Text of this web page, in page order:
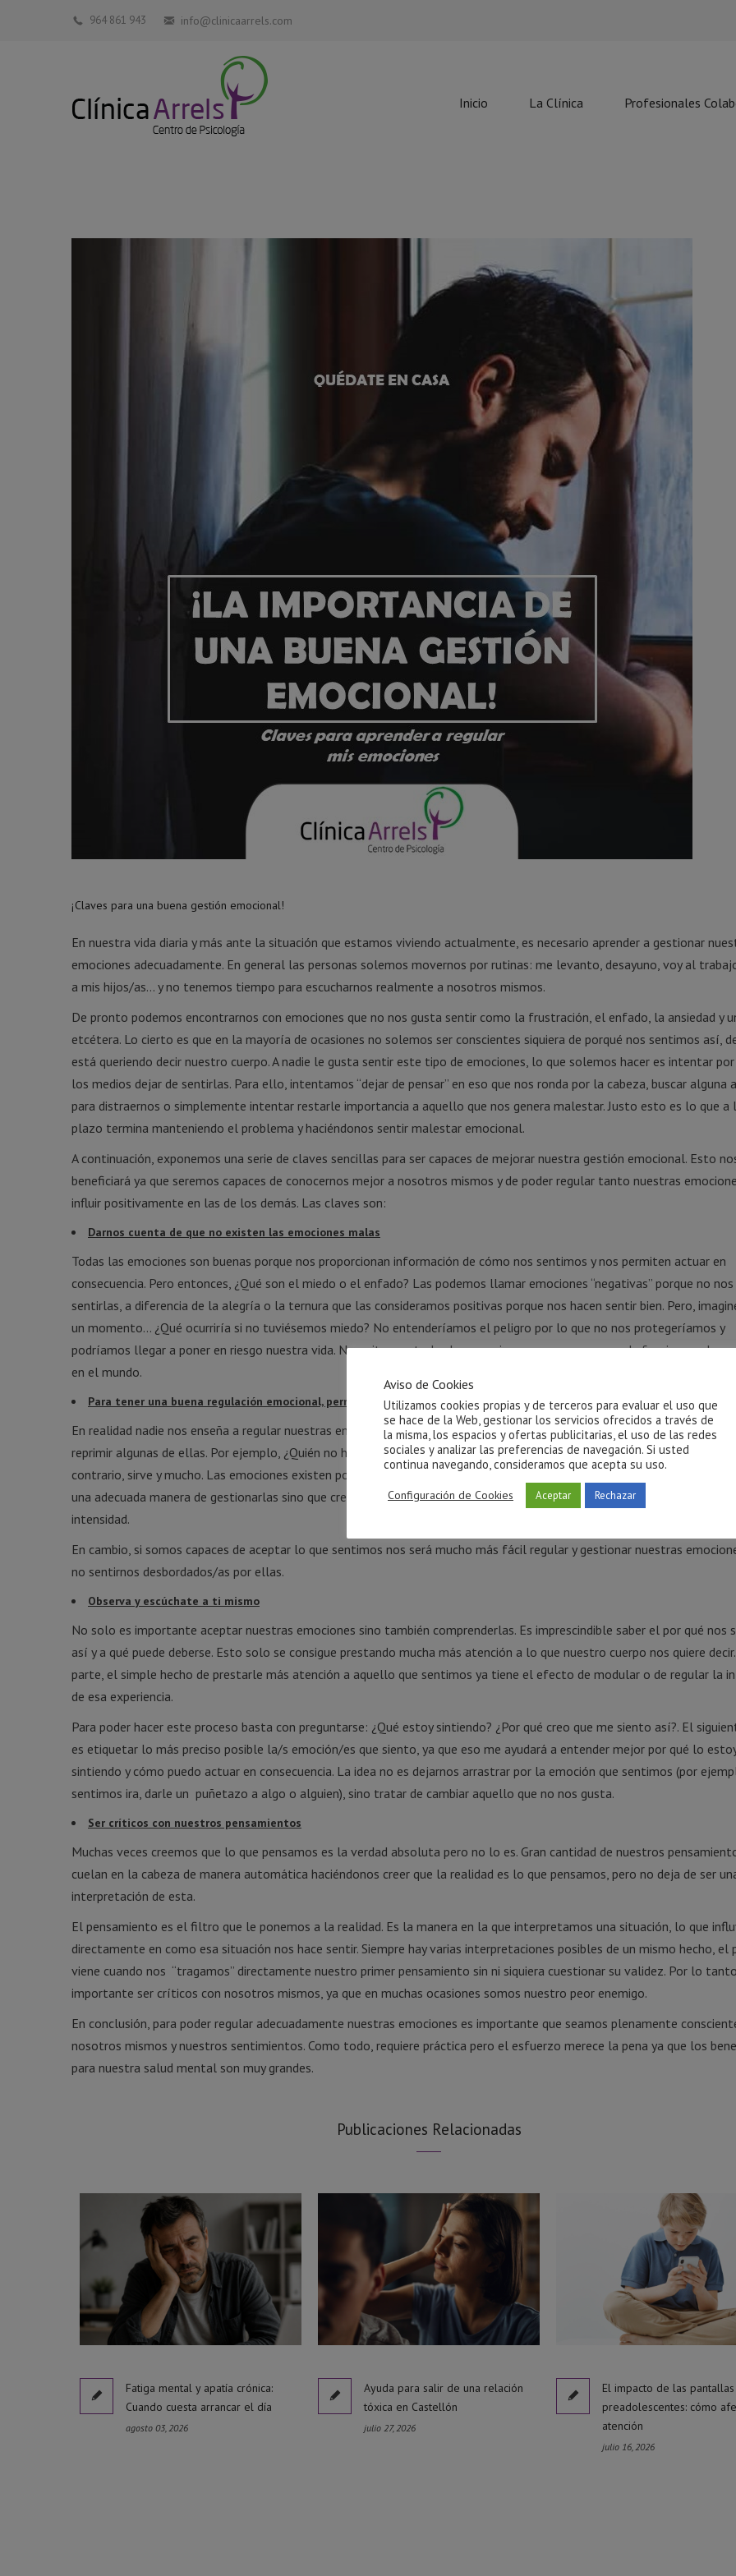
964 861 943 info@clinicaarrels.com
Inicio La Clínica Profesionales
¡Claves para una buena gestión emocional!
En nuestra vida diaria y más ante la situación que estamos viviendo actualmente, es necesario aprender a gestionar
emociones adecuadamente. En general las personas solemos movernos por rutinas: me levanto, desayuno, voy al
a mis hijos/as… y no tenemos tiempo para escucharnos realmente a nosotros mismos.
De pronto podemos encontrarnos con emociones que no nos gusta sentir como la frustración, el enfado, la ansiedad y
etcétera. Lo cierto es que en la mayoría de ocasiones no solemos ser conscientes siquiera de porqué nos sentimos así,
está queriendo decir nuestro cuerpo. A nadie le gusta sentir este tipo de emociones, lo que solemos hacer es intentar
los medios dejar de sentirlas. Para ello, intentamos “dejar de pensar” en eso que nos ronda por la cabeza, buscar alguna
para distraernos o simplemente intentar restarle importancia a aquello que nos genera malestar. Justo esto es lo que a
plazo termina manteniendo el problema y haciéndonos sentir malestar emocional.
A continuación, exponemos una serie de claves sencillas para ser capaces de mejorar nuestra gestión emocional. Esto
beneficiará ya que seremos capaces de conocernos mejor a nosotros mismos y de poder regular tanto nuestras
influir positivamente en las de los demás. Las claves son:
Darnos cuenta de que no existen las emociones malas
Todas las emociones son buenas porque nos proporcionan información de cómo nos sentimos y nos permiten actuar en
consecuencia. Pero entonces, ¿Qué son el miedo o el enfado? Las podemos llamar emociones “negativas” porque no
sentirlas, a diferencia de la alegría o la ternura que las consideramos positivas porque nos hacen sentir bien. Pero,
un momento… ¿Qué ocurriría si no tuviésemos miedo? No entenderíamos el peligro por lo que no nos protegeríamos y
podríamos llegar a poner en riesgo nuestra vida. Necesitamos todas las emociones para ser capaces de funcionar
en el mundo.
Para tener una buena regulación emocional, permítete sentir
En realidad nadie nos enseña a regular nuestras emociones. De hecho en muchas culturas se enseña justo lo contrario,
reprimir algunas de ellas. Por ejemplo, ¿Quién no ha oído eso de que estar triste, tener miedo o llorar no vale para
contrario, sirve y mucho. Las emociones existen por algo y no desaparecen porque sí. Por tanto, intentar reprimirlas no
una adecuada manera de gestionarlas sino que creará un efecto rebote. ¡Volverán!, lo harán antes y probablemente con
intensidad.
En cambio, si somos capaces de aceptar lo que sentimos nos será mucho más fácil regular y gestionar nuestras
no sentirnos desbordados/as por ellas.
Observa y escúchate a ti mismo
No solo es importante aceptar nuestras emociones sino también comprenderlas. Es imprescindible saber el por qué nos
así y a qué puede deberse. Esto solo se consigue prestando mucha más atención a lo que nuestro cuerpo nos quiere
parte, el simple hecho de prestarle más atención a aquello que sentimos ya tiene el efecto de modular o de regular la
de esa experiencia.
Para poder hacer este proceso basta con preguntarse: ¿Qué estoy sintiendo? ¿Por qué creo que me siento así?. El
es etiquetar lo más preciso posible la/s emoción/es que siento, ya que eso me ayudará a entender mejor por qué lo
sintiendo y cómo puedo actuar en consecuencia. La idea no es dejarnos arrastrar por la emoción que sentimos (por
sentimos ira, darle un puñetazo a algo o alguien), sino tratar de cambiar aquello que no nos gusta.
Ser críticos con nuestros pensamientos
Muchas veces creemos que lo que pensamos es la verdad absoluta pero no lo es. Gran cantidad de nuestros
cuelan en la cabeza de manera automática haciéndonos creer que la realidad es lo que pensamos, pero no deja de ser
interpretación de esta.
El pensamiento es el filtro que le ponemos a la realidad. Es la manera en la que interpretamos una situación, lo que
directamente en como esa situación nos hace sentir. Siempre hay varias interpretaciones posibles de un mismo hecho, el
viene cuando nos “tragamos” directamente nuestro primer pensamiento sin ni siquiera cuestionar su validez. Por lo
importante ser críticos con nosotros mismos, ya que en muchas ocasiones somos nuestro peor enemigo.
En conclusión, para poder regular adecuadamente nuestras emociones es importante que seamos plenamente
nosotros mismos y nuestros sentimientos. Como todo, requiere práctica pero el esfuerzo merece la pena ya que los
para nuestra salud mental son muy grandes.
Publicaciones Relacionadas
Fatiga mental y apatía crónica:
Cuando cuesta arrancar el día
agosto 03, 2026
Ayuda para salir de una relación
tóxica en Castellón
julio 27, 2026
El impacto de las
preadolescentes: cómo
atención
julio 16, 2026
Aviso de Cookies
Utilizamos cookies propias y de terceros para evaluar el uso que
se hace de la Web, gestionar los servicios ofrecidos a través de
la misma, los espacios y ofertas publicitarias, el uso de las redes
sociales y analizar las preferencias de navegación. Si usted
continua navegando, consideramos que acepta su uso.
Configuración de Cookies Aceptar Rechazar